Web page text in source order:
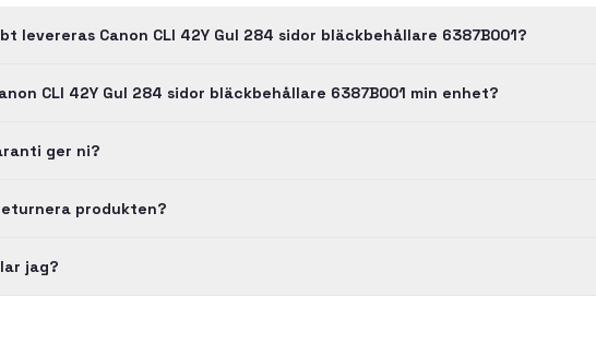
levereras Canon CLI 42Y Gul 284 sidor bläckbehållare 6387B001?
CLI 42Y Gul 284 sidor bläckbehållare 6387B001 min enhet?
ger ni?
produkten?
jag?